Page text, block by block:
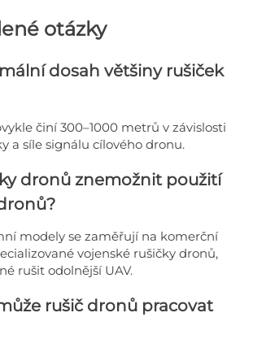
otázky
dosah většiny rušiček
činí 300–1000 metrů v závislosti
a síle signálu cílového dronu.
dronů znemožnit použití
modely se zaměřují na komerční
vojenské rušičky dronů,
rušit odolnější UAV.
rušič dronů pracovat